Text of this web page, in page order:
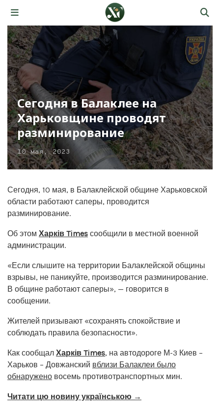
Сегодня в Балаклее на
Харьковщине проводят
разминирование
10 мая, 2023
Сегодня, 10 мая, в Балаклейской общине Харьковской
области работают саперы, проводится
разминирование.
Об этом Харків Times сообщили в местной военной
администрации.
«Если слышите на территории Балаклейской общины
взрывы, не паникуйте, производится разминирование.
В общине работают саперы», — говорится в
сообщении.
Жителей призывают «сохранять спокойствие и
соблюдать правила безопасности».
Как сообщал Харків Times, на автодороге М-3 Киев –
Харьков – Довжанский вблизи Балаклеи было
обнаружено восемь противотранспортных мин.
Читати цю новину українською →